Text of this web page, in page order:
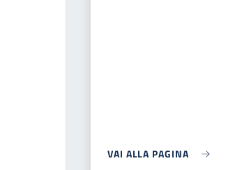
VAI ALLA PAGINA